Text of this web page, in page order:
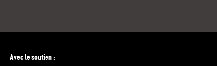
Avec le soutien :